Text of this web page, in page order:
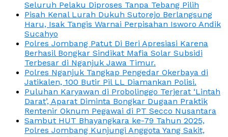
Seluruh Pelaku Diproses Tanpa Tebang Pilih
Pisah Kenal Lurah Dukuh Sutorejo Berlangsung
Haru, Isak Tangis Warnai Perpisahan Isworo Andik
Sucahyo
Polres Jombang Patut Di Beri Apresiasi Karena
Berhasil Bongkar Sindikat Mafia Solar Subsidi
Terbesar di Nganjuk Jawa Timur.
Polres Nganjuk Tangkap Pengedar Okerbaya di
Jatikalen, 100 Butir Pil LL Diamankan Polisi.
Puluhan Karyawan di Probolinggo Terjerat ‘Lintah
Darat’, Aparat Diminta Bongkar Dugaan Praktik
Rentenir Oknum Pegawai di PT Secco Nusantara
Sambut HUT Bhayangkara ke-79 Tahun 2025,
Polres Jombang Kunjungi Anggota Yang Sakit,